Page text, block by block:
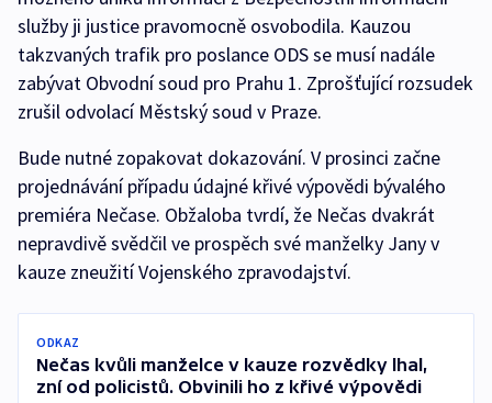
služby ji justice pravomocně osvobodila. Kauzou
takzvaných trafik pro poslance ODS se musí nadále
zabývat Obvodní soud pro Prahu 1. Zprošťující rozsudek
zrušil odvolací Městský soud v Praze.
Bude nutné zopakovat dokazování. V prosinci začne
projednávání případu údajné křivé výpovědi bývalého
premiéra Nečase. Obžaloba tvrdí, že Nečas dvakrát
nepravdivě svědčil ve prospěch své manželky Jany v
kauze zneužití Vojenského zpravodajství.
ODKAZ
Nečas kvůli manželce v kauze rozvědky lhal,
zní od policistů. Obvinili ho z křivé výpovědi